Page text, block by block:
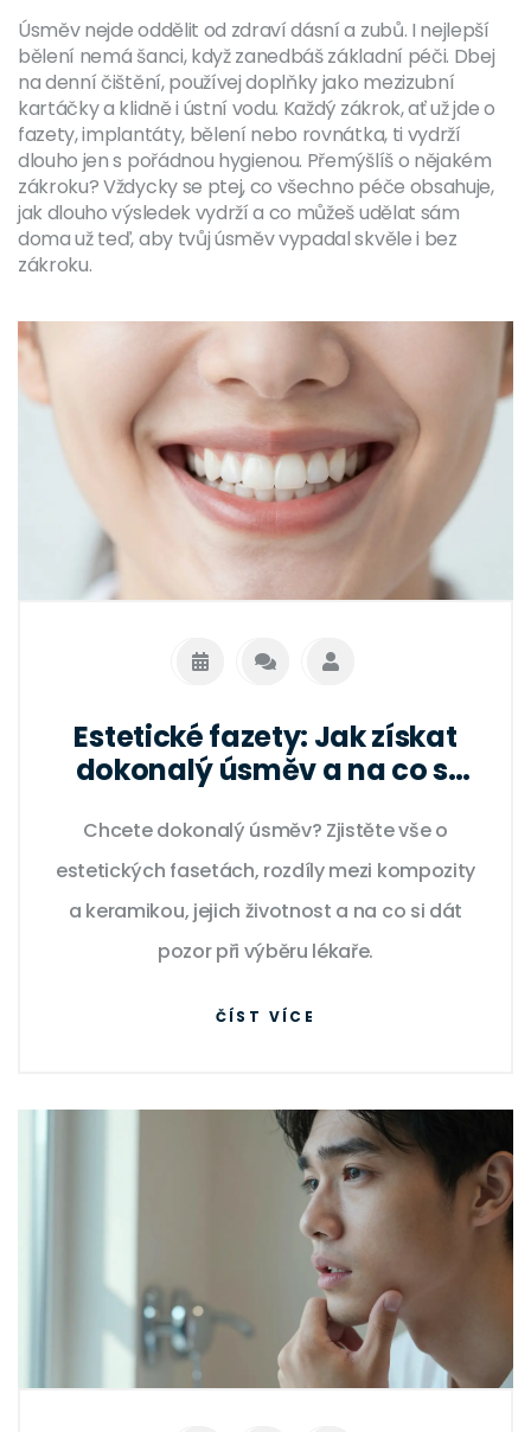
Úsměv nejde oddělit od zdraví dásní a zubů. I nejlepší
bělení nemá šanci, když zanedbáš základní péči. Dbej
na denní čištění, používej doplňky jako mezizubní
kartáčky a klidně i ústní vodu. Každý zákrok, ať už jde o
fazety, implantáty, bělení nebo rovnátka, ti vydrží
dlouho jen s pořádnou hygienou. Přemýšlíš o nějakém
zákroku? Vždycky se ptej, co všechno péče obsahuje,
jak dlouho výsledek vydrží a co můžeš udělat sám
doma už teď, aby tvůj úsměv vypadal skvěle i bez
zákroku.
Estetické fazety: Jak získat
dokonalý úsměv a na co si
Chcete dokonalý úsměv? Zjistěte vše o
estetických fasetách, rozdíly mezi kompozity
a keramikou, jejich životnost a na co si dát
pozor při výběru lékaře.
ČÍST VÍCE